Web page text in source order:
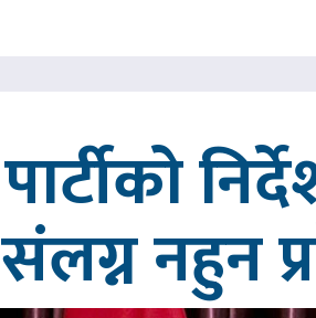
पार्टीको
संलग्न नहुन